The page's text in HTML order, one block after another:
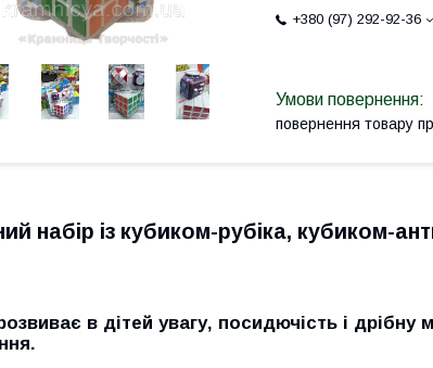
+380 (97) 292-92-36
повернення товару
набір із кубиком-рубіка, кубиком-
в дітей увагу, посидючість і